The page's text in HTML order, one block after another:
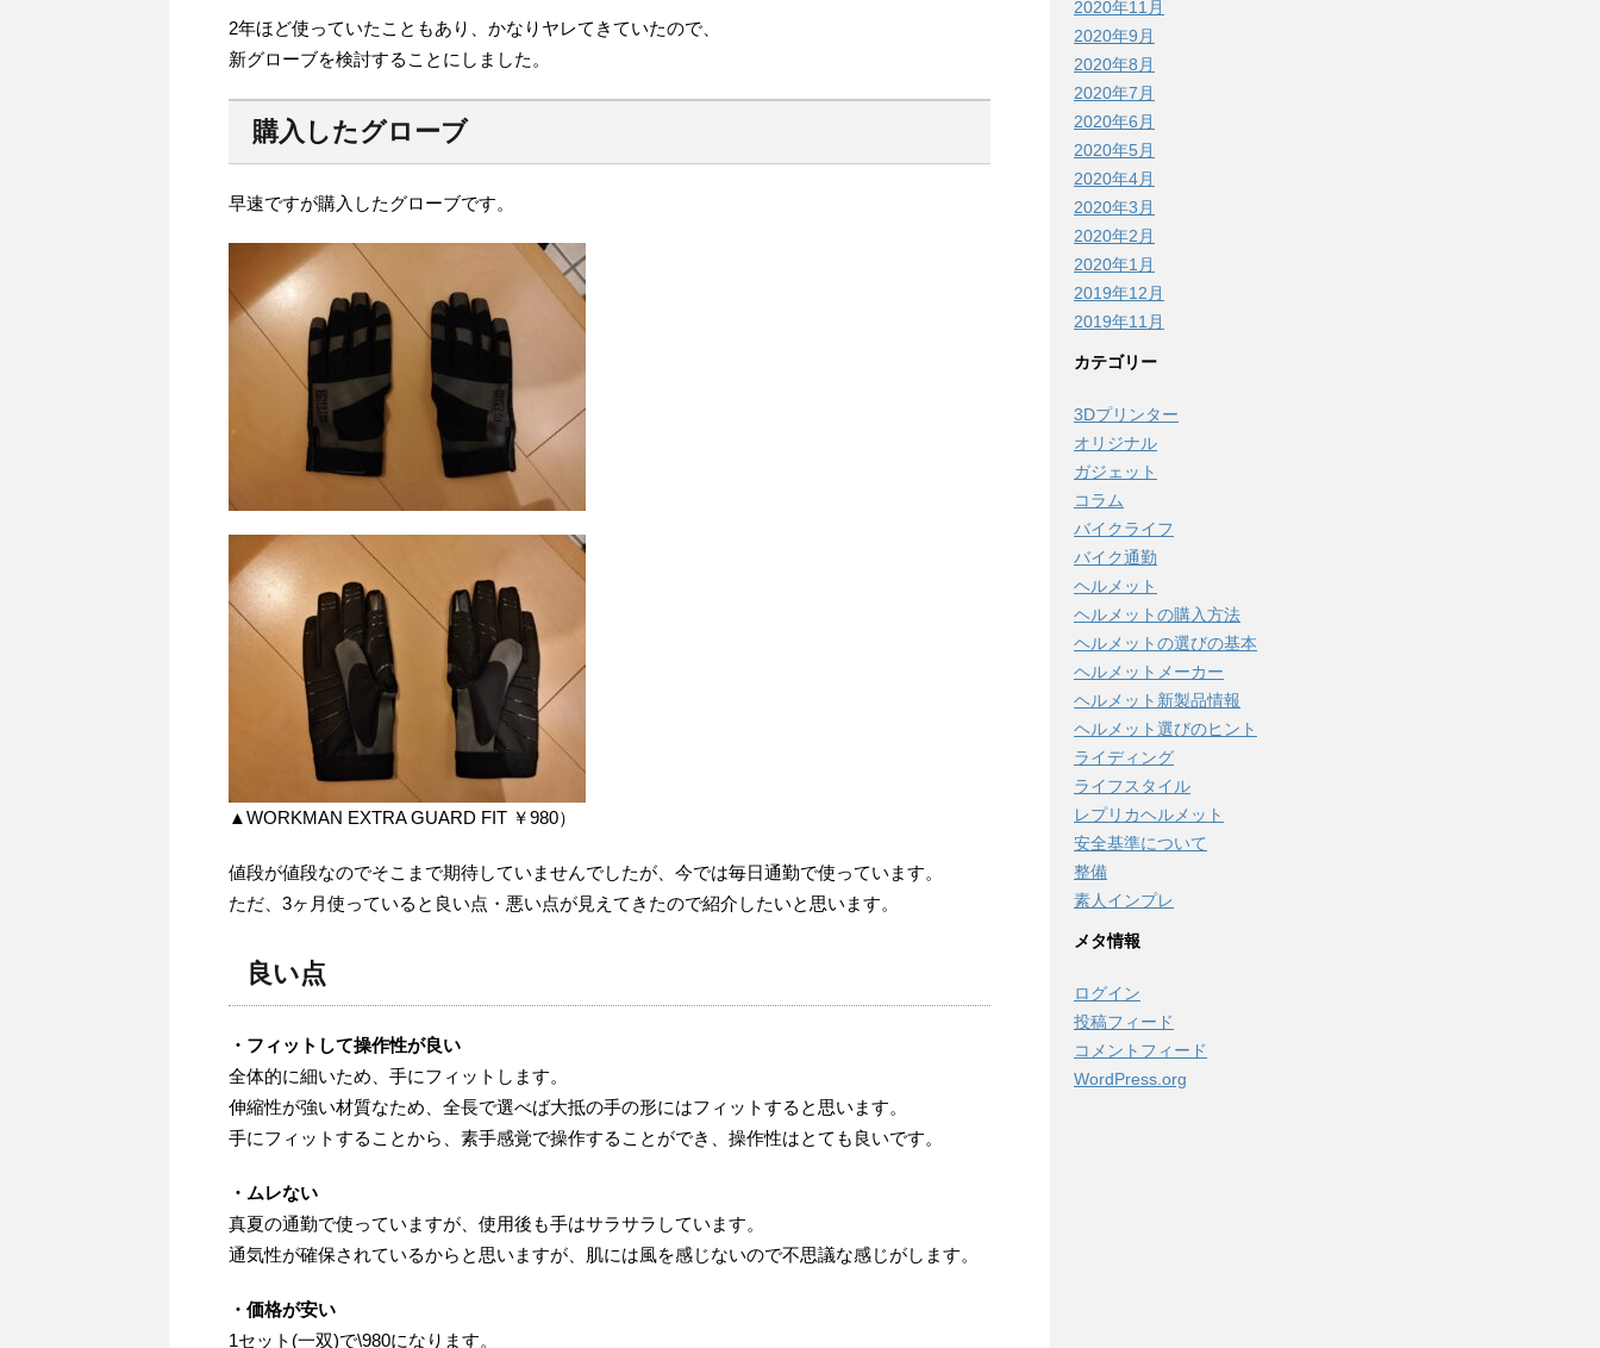
2年ほど使っていたこともあり、かなりヤレてきていたので、
新グローブを検討することにしました。
購入したグローブ
早速ですが購入したグローブです。
▲WORKMAN EXTRA GUARD FIT ￥980）
値段が値段なのでそこまで期待していませんでしたが、今では毎日通勤で使っています。
ただ、3ヶ月使っていると良い点・悪い点が見えてきたので紹介したいと思います。
良い点
・フィットして操作性が良い
全体的に細いため、手にフィットします。
伸縮性が強い材質なため、全長で選べば大抵の手の形にはフィットすると思います。
手にフィットすることから、素手感覚で操作することができ、操作性はとても良いです。
・ムレない
真夏の通勤で使っていますが、使用後も手はサラサラしています。
通気性が確保されているからと思いますが、肌には風を感じないので不思議な感じがします。
・価格が安い
1セット(一双)で\980になります。
2020年11月
2020年9月
2020年8月
2020年7月
2020年6月
2020年5月
2020年4月
2020年3月
2020年2月
2020年1月
2019年12月
2019年11月
カテゴリー
3Dプリンター
オリジナル
ガジェット
コラム
バイクライフ
バイク通勤
ヘルメット
ヘルメットの購入方法
ヘルメットの選びの基本
ヘルメットメーカー
ヘルメット新製品情報
ヘルメット選びのヒント
ライディング
ライフスタイル
レプリカヘルメット
安全基準について
整備
素人インプレ
メタ情報
ログイン
投稿フィード
コメントフィード
WordPress.org